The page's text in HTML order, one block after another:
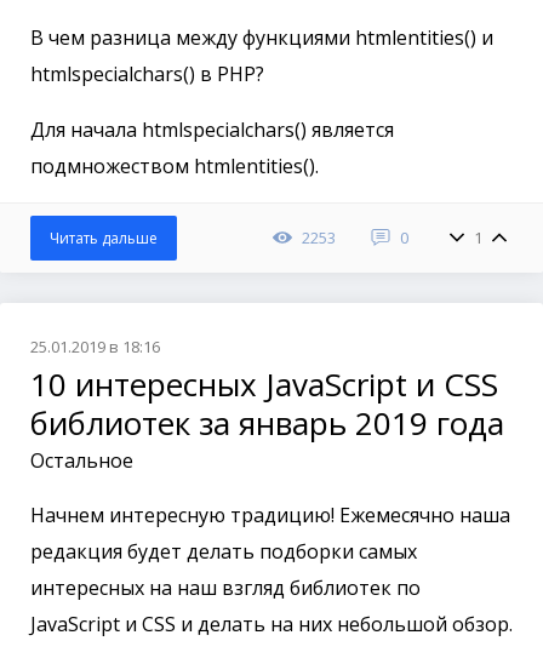
В чем разница между функциями htmlentities() и
htmlspecialchars() в PHP?
Для начала htmlspecialchars() является
подмножеством htmlentities().
2253 0 1
Читать дальше
25.01.2019 в 18:16
10 интересных JavaScript и CSS
библиотек за январь 2019 года
Остальное
Начнем интересную традицию! Ежемесячно наша
редакция будет делать подборки самых
интересных на наш взгляд библиотек по
JavaScript и CSS и делать на них небольшой обзор.